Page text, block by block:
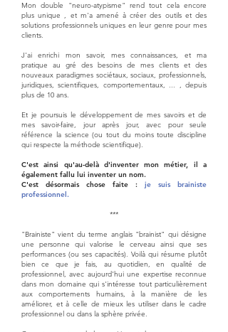
Mon double "neuro-atypisme" rend tout cela encore
plus unique , et m'a amené à créer des outils et des
solutions professionnels uniques en leur genre pour mes
clients.
J'ai enrichi mon savoir, mes connaissances, et ma
pratique au gré des besoins de mes clients et des
nouveaux paradigmes sociétaux, sociaux, professionnels,
juridiques, scientifiques, comportementaux, ... , depuis
plus de 10 ans.
Et je poursuis le développement de mes savoirs et de
mes savoir-faire, jour après jour, avec pour seule
référence la science (ou tout du moins toute discipline
qui respecte la méthode scientifique).
C'est ainsi qu'au-delà d'inventer mon métier, il a
également fallu lui inventer un nom.
C'est désormais chose faite : je suis brainiste
professionnel.
***
"Brainiste" vient du terme anglais "brainist" qui désigne
une personne qui valorise le cerveau ainsi que ses
performances (ou ses capacités). Voilà qui résume plutôt
bien ce que je fais, au quotidien, en qualité de
professionnel, avec aujourd'hui une expertise reconnue
dans mon domaine qui s'intéresse tout particulièrement
aux comportements humains, à la manière de les
améliorer, et à celle de mieux les utiliser dans le cadre
professionnel ou dans la sphère privée.